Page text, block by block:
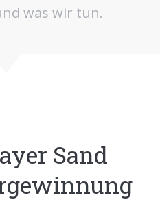
was wir tun.
Sand